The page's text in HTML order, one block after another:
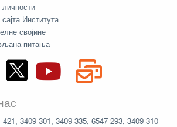
Института
својине
питања
421, 3409-301, 3409-335, 6547-293, 3409-310